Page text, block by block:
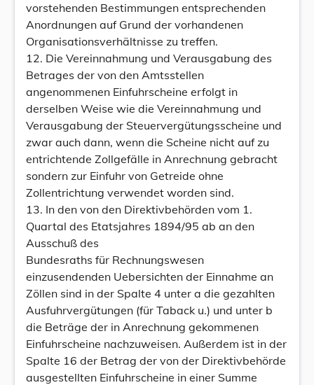
vorstehenden Bestimmungen entsprechenden
Anordnungen auf Grund der vorhandenen
Organisationsverhältnisse zu treffen.
12. Die Vereinnahmung und Verausgabung des
Betrages der von den Amtsstellen
angenommenen Einfuhrscheine erfolgt in
derselben Weise wie die Vereinnahmung und
Verausgabung der Steuervergütungsscheine und
zwar auch dann, wenn die Scheine nicht auf zu
entrichtende Zollgefälle in Anrechnung gebracht
sondern zur Einfuhr von Getreide ohne
Zollentrichtung verwendet worden sind.
13. In den von den Direktivbehörden vom 1.
Quartal des Etatsjahres 1894/95 ab an den
Ausschuß des
Bundesraths für Rechnungswesen
einzusendenden Uebersichten der Einnahme an
Zöllen sind in der Spalte 4 unter a die gezahlten
Ausfuhrvergütungen (für Taback u.) und unter b
die Beträge der in Anrechnung gekommenen
Einfuhrscheine nachzuweisen. Außerdem ist in der
Spalte 16 der Betrag der von der Direktivbehörde
ausgestellten Einfuhrscheine in einer Summe